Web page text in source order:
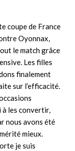
coupe de France
Oyonnax,
le match grâce
Les filles
finalement
sur l’efficacité.
à les convertir,
nous avons été
mieux.
je suis